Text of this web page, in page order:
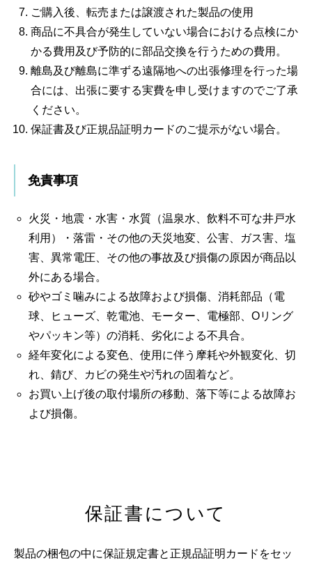
ご購入後、転売または譲渡された製品の使用
商品に不具合が発生していない場合における点検にか
かる費用及び予防的に部品交換を行うための費用。
離島及び離島に準ずる遠隔地への出張修理を行った場
合には、出張に要する実費を申し受けますのでご了承
ください。
保証書及び正規品証明カードのご提示がない場合。
免責事項
火災・地震・水害・水質（温泉水、飲料不可な井戸水
利用）・落雷・その他の天災地変、公害、ガス害、塩
害、異常電圧、その他の事故及び損傷の原因が商品以
外にある場合。
砂やゴミ噛みによる故障および損傷、消耗部品（電
球、ヒューズ、乾電池、モーター、電極部、Oリング
やパッキン等）の消耗、劣化による不具合。
経年変化による変色、使用に伴う摩耗や外観変化、切
れ、錆び、カビの発生や汚れの固着など。
お買い上げ後の取付場所の移動、落下等による故障お
よび損傷。
保証書について
製品の梱包の中に保証規定書と正規品証明カードをセッ